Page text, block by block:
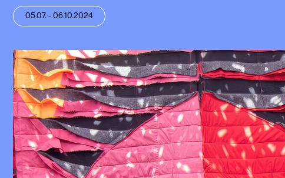
05.07. - 06.10.2024